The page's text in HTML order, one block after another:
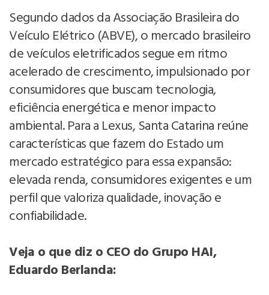
Segundo dados da Associação Brasileira do
Veículo Elétrico (ABVE), o mercado brasileiro
de veículos eletrificados segue em ritmo
acelerado de crescimento, impulsionado por
consumidores que buscam tecnologia,
eficiência energética e menor impacto
ambiental. Para a Lexus, Santa Catarina reúne
características que fazem do Estado um
mercado estratégico para essa expansão:
elevada renda, consumidores exigentes e um
perfil que valoriza qualidade, inovação e
confiabilidade.
Veja o que diz o CEO do Grupo HAI,
Eduardo Berlanda: